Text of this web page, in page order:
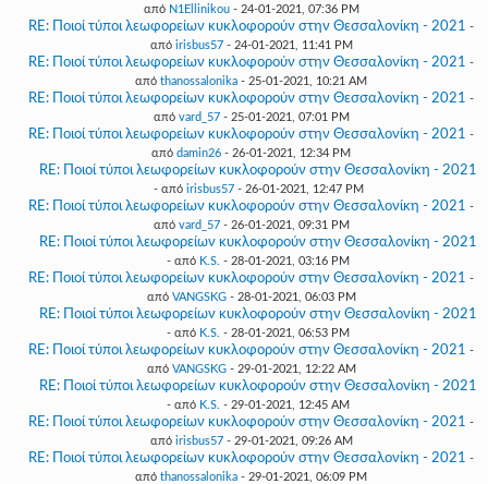
από N1Ellinikou- 24-01-2021, 07:36 PM
RE: Ποιοί τύποι λεωφορείων κυκλοφορούν στην Θεσσαλονίκη - 2021 -
από irisbus57- 24-01-2021, 11:41 PM
RE: Ποιοί τύποι λεωφορείων κυκλοφορούν στην Θεσσαλονίκη - 2021 -
από thanossalonika - 25-01-2021, 10:21 AM
RE: Ποιοί τύποι λεωφορείων κυκλοφορούν στην Θεσσαλονίκη - 2021 -
από vard_57- 25-01-2021, 07:01 PM
RE: Ποιοί τύποι λεωφορείων κυκλοφορούν στην Θεσσαλονίκη - 2021 -
από damin26 - 26-01-2021, 12:34 PM
RE: Ποιοί τύποι λεωφορείων κυκλοφορούν στην Θεσσαλονίκη - 2021
- από irisbus57- 26-01-2021, 12:47 PM
RE: Ποιοί τύποι λεωφορείων κυκλοφορούν στην Θεσσαλονίκη - 2021 -
από vard_57- 26-01-2021, 09:31 PM
RE: Ποιοί τύποι λεωφορείων κυκλοφορούν στην Θεσσαλονίκη - 2021
- από K.S. - 28-01-2021, 03:16 PM
RE: Ποιοί τύποι λεωφορείων κυκλοφορούν στην Θεσσαλονίκη - 2021 -
από VANGSKG- 28-01-2021, 06:03 PM
RE: Ποιοί τύποι λεωφορείων κυκλοφορούν στην Θεσσαλονίκη - 2021
- από K.S. - 28-01-2021, 06:53 PM
RE: Ποιοί τύποι λεωφορείων κυκλοφορούν στην Θεσσαλονίκη - 2021 -
από VANGSKG- 29-01-2021, 12:22 AM
RE: Ποιοί τύποι λεωφορείων κυκλοφορούν στην Θεσσαλονίκη - 2021
- από K.S. - 29-01-2021, 12:45 AM
RE: Ποιοί τύποι λεωφορείων κυκλοφορούν στην Θεσσαλονίκη - 2021 -
από irisbus57- 29-01-2021, 09:26 AM
RE: Ποιοί τύποι λεωφορείων κυκλοφορούν στην Θεσσαλονίκη - 2021 -
από thanossalonika - 29-01-2021, 06:09 PM